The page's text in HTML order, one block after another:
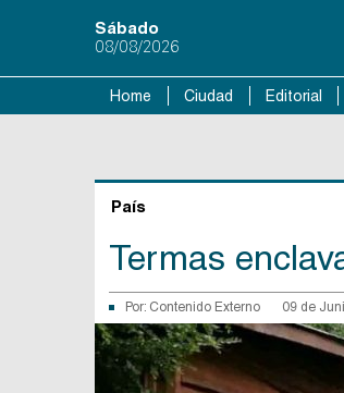
Sábado
08/08/2026
Home Ciudad Editorial
País
Termas
Por: Contenido Externo 09 de